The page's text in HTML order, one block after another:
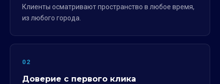
Клиенты осматривают пространство в любое время,
из любого города.
02
Доверие с первого клика